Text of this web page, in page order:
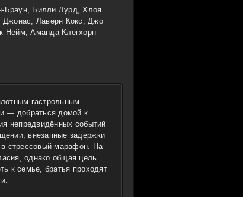
Браун, Билли Лурд, Хлоя
Джонас, Лаверн Кокс, Джо
Нейм, Аманда Клегхорн
гастрольным
— добраться домой к
непредвидённых событий
внезапные задержки
в стрессовый марафон. На
однако общая цель
к семье, братья проходят